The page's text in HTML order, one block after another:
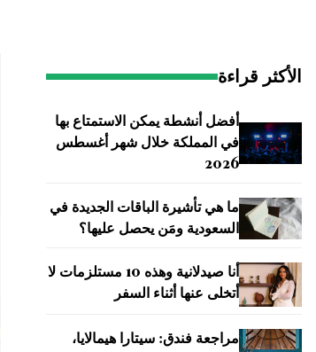
الأكثر قراءة
أفضل أنشطة يمكن الاستمتاع بها
في المملكة خلال شهر أغسطس
2026
ما هي تأشيرة الباقات الجديدة في
السعودية ومَن يحصل عليها؟
أنا صيدلانية وهذه 10 مستلزمات لا
أتخلى عنها أثناء السفر
مراجعة فندق: سيتارا هيمالايا،